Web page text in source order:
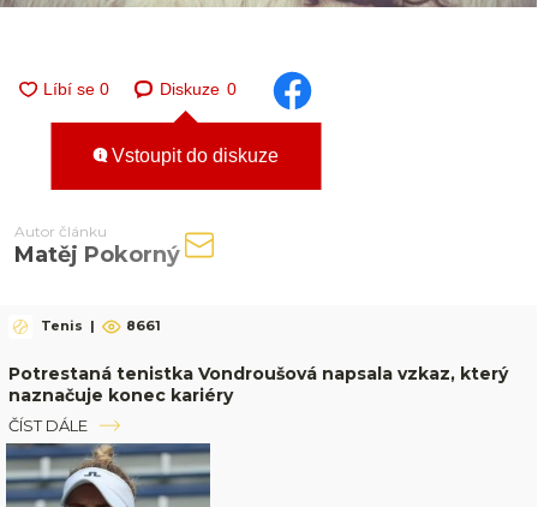
Diskuze 0
Vstoupit do diskuze
Autor článku
Matěj Pokorný
Tenis | 8661
Potrestaná tenistka Vondroušová napsala vzkaz, který
naznačuje konec kariéry
ČÍST DÁLE